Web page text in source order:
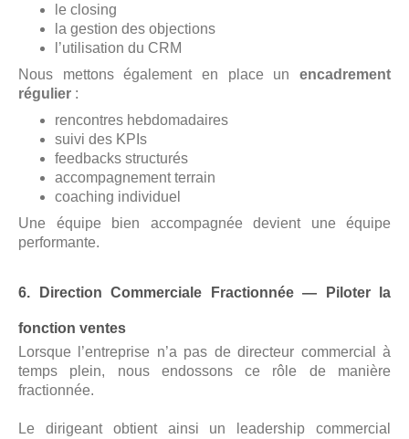
le closing
la gestion des objections
l’utilisation du CRM
Nous mettons également en place un encadrement
régulier :
rencontres hebdomadaires
suivi des KPIs
feedbacks structurés
accompagnement terrain
coaching individuel
Une équipe bien accompagnée devient une équipe
performante.
6. Direction Commerciale Fractionnée — Piloter la
fonction ventes
Lorsque l’entreprise n’a pas de directeur commercial à
temps plein, nous endossons ce rôle de manière
fractionnée.
Le dirigeant obtient ainsi un leadership commercial